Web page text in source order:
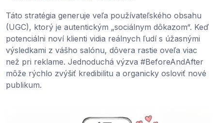
Táto stratégia generuje veľa používateľského obsahu
(UGC), ktorý je autentickým „sociálnym dôkazom“. Keď
potenciálni noví klienti vidia reálnych ľudí s úžasnými
výsledkami z vášho salónu, dôvera rastie oveľa viac
než pri reklame. Jednoduchá výzva #BeforeAndAfter
môže rýchlo zvýšiť kredibilitu a organicky osloviť nové
publikum.